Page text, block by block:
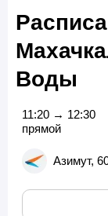
Воды
11:20 → 12:30
прямой
Азимут,